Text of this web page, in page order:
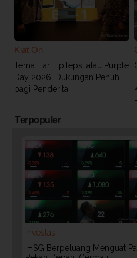
Kiat On
Tema Hari Epilepsi atau Purple
Day 2026: Dukungan Penuh
bagi Penderita
Terpopuler
Investasi
IHSG Berpeluang Menguat